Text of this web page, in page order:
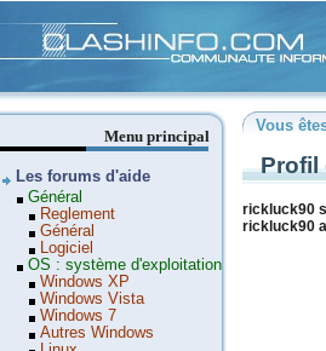
Vous
Profil
rickluck90
rickluck90
Menu principal
Les forums d'aide
Général
Reglement
Général
Logiciel
OS : système d'exploitation
Windows XP
Windows Vista
Windows 7
Autres Windows